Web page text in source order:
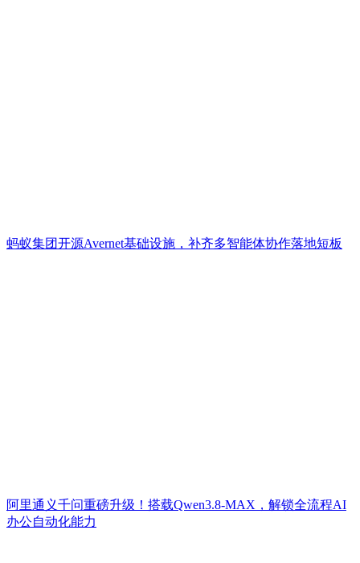
蚂蚁集团开源Avernet基础设施，补齐多智能体协作落地短板
阿里通义千问重磅升级！搭载Qwen3.8-MAX，解锁全流程AI
办公自动化能力